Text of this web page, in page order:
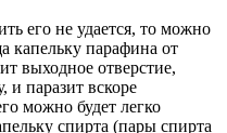
его не удается, то можно
капельку парафина от
выходное отверстие,
и паразит вскоре
можно будет легко
спирта (пары спирта